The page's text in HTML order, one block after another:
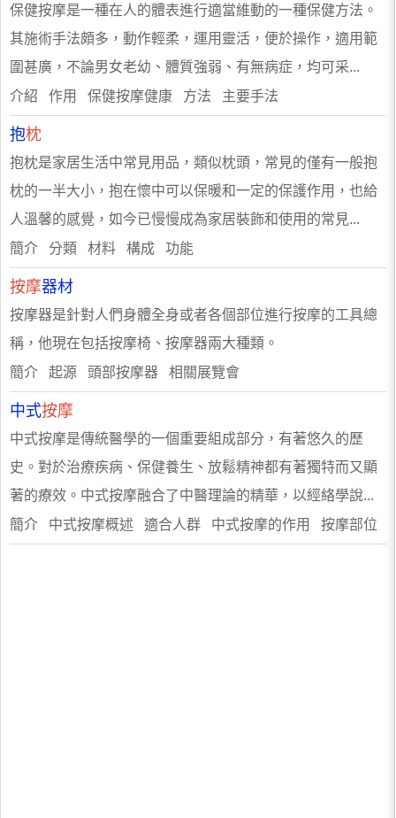
保健按摩是一種在人的體表進行適當維動的一種保健方法。
其施術手法頗多，動作輕柔，運用靈活，便於操作，適用範
圍甚廣，不論男女老幼、體質強弱、有無病症，均可采...
介紹 作用 保健按摩健康 方法 主要手法
抱枕
抱枕是家居生活中常見用品，類似枕頭，常見的僅有一般抱
枕的一半大小，抱在懷中可以保暖和一定的保護作用，也給
人溫馨的感覺，如今已慢慢成為家居裝飾和使用的常見...
簡介 分類 材料 構成 功能
按摩器材
按摩器是針對人們身體全身或者各個部位進行按摩的工具總
稱，他現在包括按摩椅、按摩器兩大種類。
簡介 起源 頭部按摩器 相關展覽會
中式按摩
中式按摩是傳統醫學的一個重要組成部分，有著悠久的歷
史。對於治療疾病、保健養生、放鬆精神都有著獨特而又顯
著的療效。中式按摩融合了中醫理論的精華，以經絡學說...
簡介 中式按摩概述 適合人群 中式按摩的作用 按摩部位